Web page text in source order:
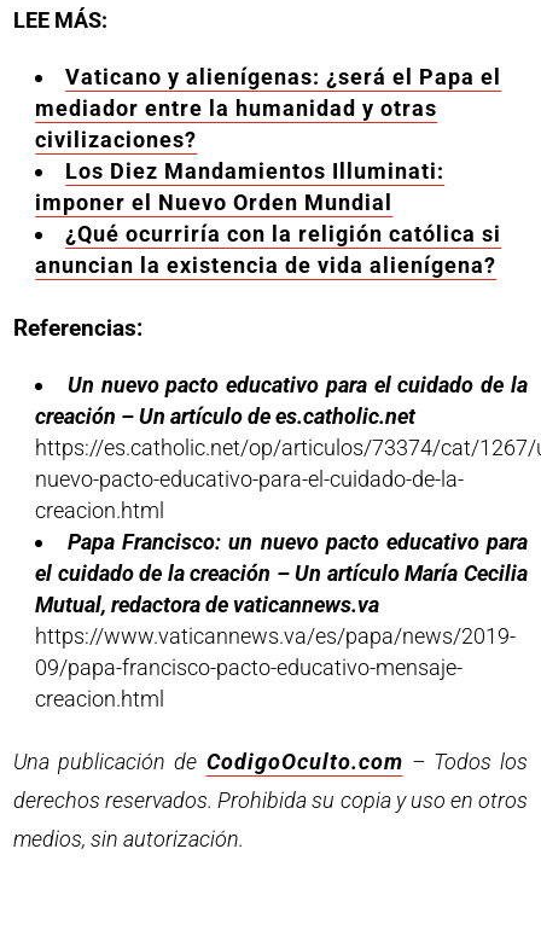
LEE MÁS:
Vaticano y alienígenas: ¿será el Papa el
mediador entre la humanidad y otras
civilizaciones?
Los Diez Mandamientos Illuminati:
imponer el Nuevo Orden Mundial
¿Qué ocurriría con la religión católica si
anuncian la existencia de vida alienígena?
Referencias:
Un nuevo pacto educativo para el cuidado de la
creación – Un artículo de es.catholic.net
https://es.catholic.net/op/articulos/73374/cat/1267/
nuevo-pacto-educativo-para-el-cuidado-de-la-
creacion.html
Papa Francisco: un nuevo pacto educativo para
el cuidado de la creación – Un artículo María Cecilia
Mutual, redactora de vaticannews.va
https://www.vaticannews.va/es/papa/news/2019-
09/papa-francisco-pacto-educativo-mensaje-
creacion.html
Una publicación de CodigoOculto.com – Todos los
derechos reservados. Prohibida su copia y uso en otros
medios, sin autorización.